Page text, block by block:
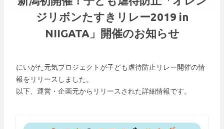
ジリボンたすきリレー2019 in
NIIGATA」開催のお知らせ
にいがた元気プロジェクトが子ども虐待防止リレー開催の情
報をリリースしました。
以下、運営・企画元からリリースされた詳細情報です。